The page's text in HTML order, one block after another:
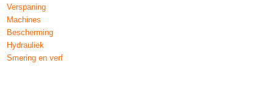
Verspaning
Machines
Bescherming
Hydrauliek
Smering en verf